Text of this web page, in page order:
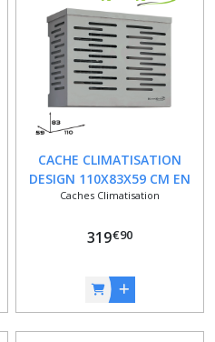
CACHE CLIMATISATION
DESIGN 110X83X59 CM EN
ALUMINIUM DE COULEUR
Caches Climatisation
319€90